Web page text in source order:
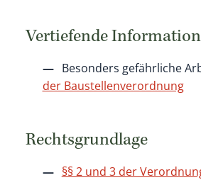
Vertiefende
Besonders gefährliche
der Baustellenverordnung
Rechtsgrundlage
§§ 2 und 3 der